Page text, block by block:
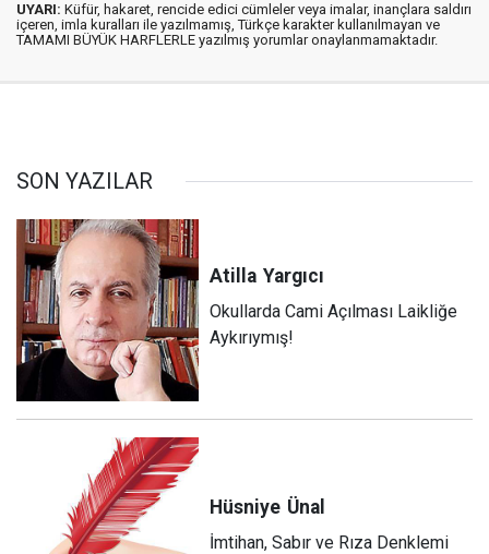
UYARI: Küfür, hakaret, rencide edici cümleler veya imalar, inançlara saldırı
içeren, imla kuralları ile yazılmamış, Türkçe karakter kullanılmayan ve
TAMAMI BÜYÜK HARFLERLE yazılmış yorumlar onaylanmamaktadır.
SON YAZILAR
Atilla Yargıcı
Okullarda Cami Açılması Laikliğe
Aykırıymış!
Hüsniye Ünal
İmtihan, Sabır ve Rıza Denklemi